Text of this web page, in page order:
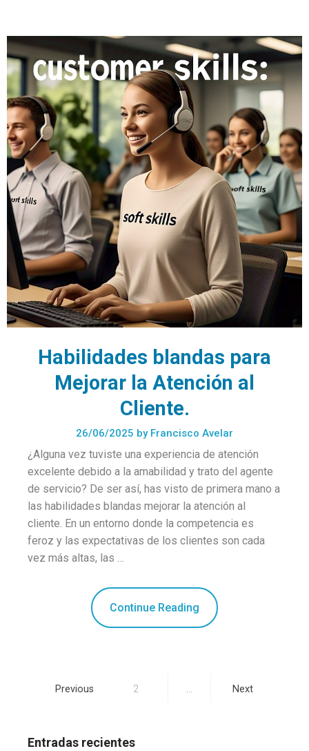
Habilidades blandas para
Mejorar la Atención al
Cliente.
26/06/2025 byFrancisco Avelar
¿Alguna vez tuviste una experiencia de atención
excelente debido a la amabilidad y trato del agente
de servicio? De ser así, has visto de primera mano a
las habilidades blandas mejorar la atención al
cliente. En un entorno donde la competencia es
feroz y las expectativas de los clientes son cada
vez más altas, las …
Continue Reading
Paginación
entradas
Previous 2 … Next
Entradas recientes